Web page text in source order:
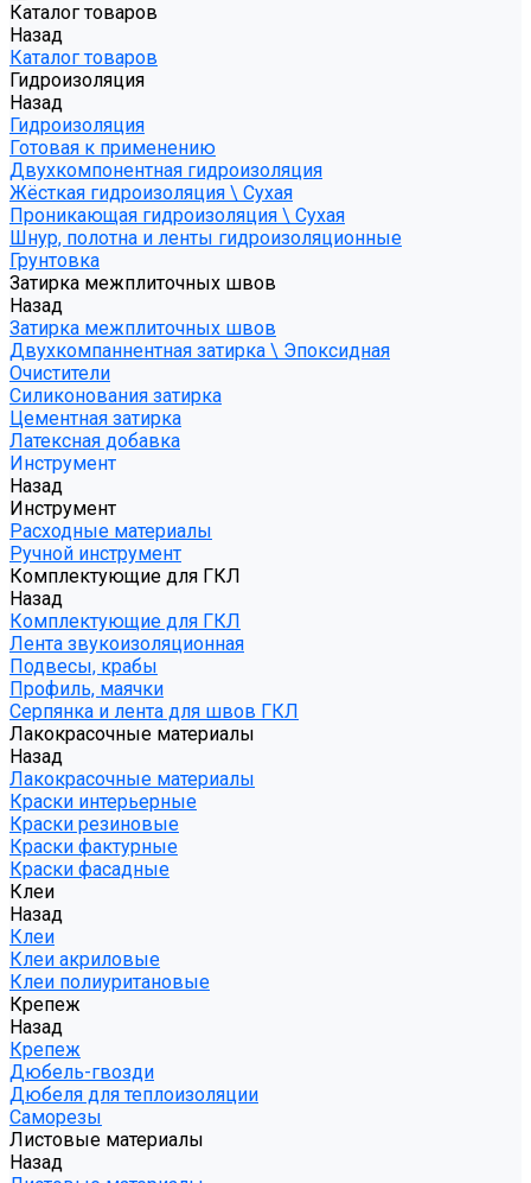
Каталог товаров
Назад
Каталог товаров
Гидроизоляция
Назад
Гидроизоляция
Готовая к применению
Двухкомпонентная гидроизоляция
Жёсткая гидроизоляция \ Сухая
Проникающая гидроизоляция \ Сухая
Шнур, полотна и ленты гидроизоляционные
Грунтовка
Затирка межплиточных швов
Назад
Затирка межплиточных швов
Двухкомпаннентная затирка \ Эпоксидная
Очистители
Силиконования затирка
Цементная затирка
Латексная добавка
Инструмент
Назад
Инструмент
Расходные материалы
Ручной инструмент
Комплектующие для ГКЛ
Назад
Комплектующие для ГКЛ
Лента звукоизоляционная
Подвесы, крабы
Профиль, маячки
Серпянка и лента для швов ГКЛ
Лакокрасочные материалы
Назад
Лакокрасочные материалы
Краски интерьерные
Краски резиновые
Краски фактурные
Краски фасадные
Клеи
Назад
Клеи
Клеи акриловые
Клеи полиуритановые
Крепеж
Назад
Крепеж
Дюбель-гвозди
Дюбеля для теплоизоляции
Саморезы
Листовые материалы
Назад